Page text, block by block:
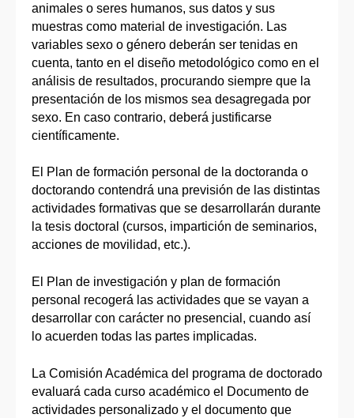
animales o seres humanos, sus datos y sus
muestras como material de investigación. Las
variables sexo o género deberán ser tenidas en
cuenta, tanto en el diseño metodológico como en el
análisis de resultados, procurando siempre que la
presentación de los mismos sea desagregada por
sexo. En caso contrario, deberá justificarse
científicamente.
El Plan de formación personal de la doctoranda o
doctorando contendrá una previsión de las distintas
actividades formativas que se desarrollarán durante
la tesis doctoral (cursos, impartición de seminarios,
acciones de movilidad, etc.).
El Plan de investigación y plan de formación
personal recogerá las actividades que se vayan a
desarrollar con carácter no presencial, cuando así
lo acuerden todas las partes implicadas.
La Comisión Académica del programa de doctorado
evaluará cada curso académico el Documento de
actividades personalizado y el documento que